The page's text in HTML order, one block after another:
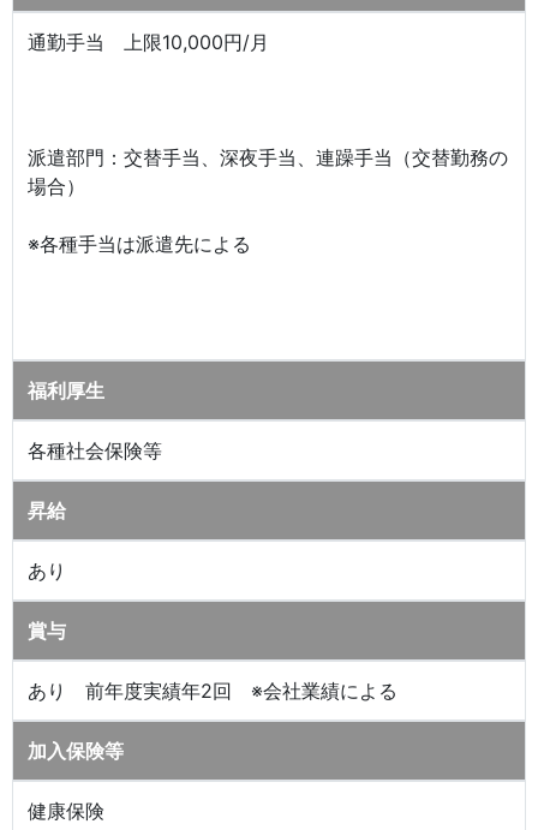
通勤手当 上限10,000円/月
派遣部門：交替手当、深夜手当、連躁手当（交替勤務の
場合）
※各種手当は派遣先による
福利厚生
各種社会保険等
昇給
あり
賞与
あり 前年度実績年2回 ※会社業績による
加入保険等
健康保険